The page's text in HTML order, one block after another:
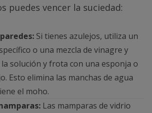
puedes vencer la suciedad:
Si tienes azulejos, utiliza un
o una mezcla de vinagre y
la solución y frota con una esponja o
Esto elimina las manchas de agua
el moho.
Las mamparas de vidrio